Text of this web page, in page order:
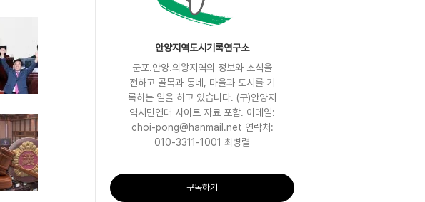
안양지역도시기록연구소
군포.안양.의왕지역의 정보와 소식을
전하고 골목과 동네, 마을과 도시를 기
록하는 일을 하고 있습니다. (구)안양지
역시민연대 사이트 자료 포함. 이메일:
choi-pong@hanmail.net 연락처:
010-3311-1001 최병렬
구독하기